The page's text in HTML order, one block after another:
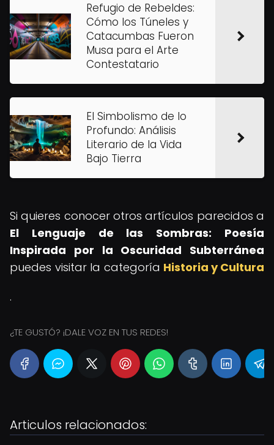
Refugio de Rebeldes:
Cómo los Túneles y
Catacumbas Fueron
Musa para el Arte
Contestatario
El Simbolismo de lo
Profundo: Análisis
Literario de la Vida
Bajo Tierra
Si quieres conocer otros artículos parecidos a
El Lenguaje de las Sombras: Poesía
Inspirada por la Oscuridad Subterránea
puedes visitar la categoría Historia y Cultura
.
¿TE GUSTÓ? ¡DALE VOZ EN TUS REDES!
Articulos relacionados: